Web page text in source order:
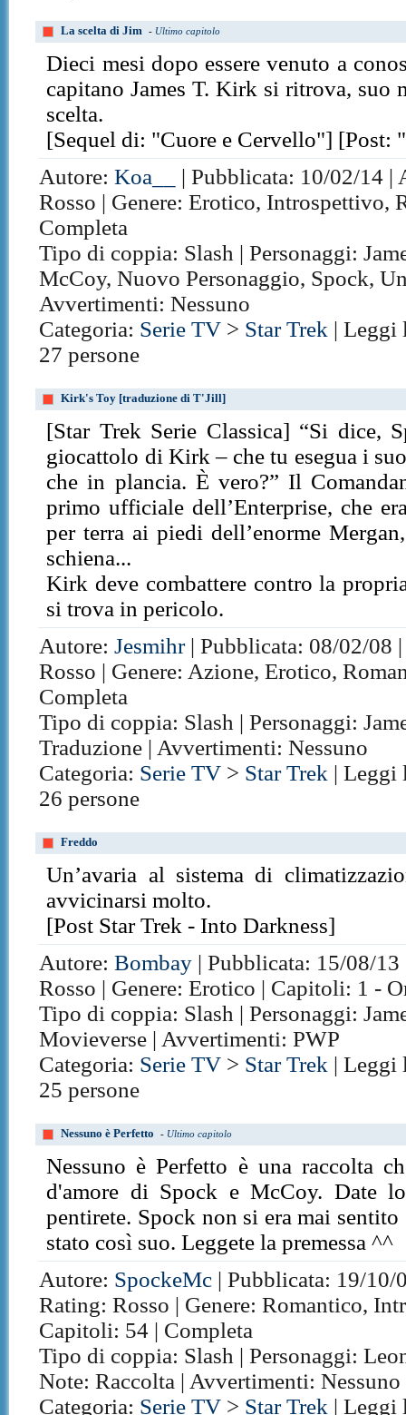
La scelta di Jim - Ultimo capitolo
Dieci mesi dopo essere venuto a
capitano James T. Kirk si ritrova, suo
scelta.
[Sequel di: "Cuore e Cervello"] [Post:
Autore:Koa__
| Pubblicata: 10/02/14 |
Rosso | Genere: Erotico, Introspettivo,
Completa
Tipo di coppia: Slash | Personaggi:
McCoy, Nuovo Personaggio, Spock,
Avvertimenti: Nessuno
Categoria: Serie TV > Star Trek | Leggi
27 persone
Kirk's Toy [traduzione di T'Jill]
[Star Trek Serie Classica] “Si dice,
giocattolo di Kirk – che tu esegua i
che in plancia. È vero?” Il
primo ufficiale dell’Enterprise, che
per terra ai piedi dell’enorme
schiena...
Kirk deve combattere contro la
si trova in pericolo.
Autore:Jesmihr| Pubblicata: 08/02/08
Rosso | Genere: Azione, Erotico,
Completa
Tipo di coppia: Slash | Personaggi:
Traduzione | Avvertimenti: Nessuno
Categoria: Serie TV > Star Trek | Leggi
26 persone
Freddo
Un’avaria al sistema di
avvicinarsi molto.
[Post Star Trek - Into Darkness]
Autore:Bombay | Pubblicata: 15/08/
Rosso | Genere: Erotico | Capitoli: 1 -
Tipo di coppia: Slash | Personaggi:
Movieverse | Avvertimenti: PWP
Categoria: Serie TV > Star Trek | Leggi
25 persone
Nessuno è Perfetto - Ultimo capitolo
Nessuno è Perfetto è una raccolta
d'amore di Spock e McCoy. Date
pentirete. Spock non si era mai
stato così suo. Leggete la premessa ^^
Autore: SpockeMc | Pubblicata: 19/10/
Rating: Rosso | Genere: Romantico,
Capitoli: 54 | Completa
Tipo di coppia: Slash | Personaggi:
Note: Raccolta | Avvertimenti: Nessuno
Categoria: Serie TV > Star Trek | Leggi